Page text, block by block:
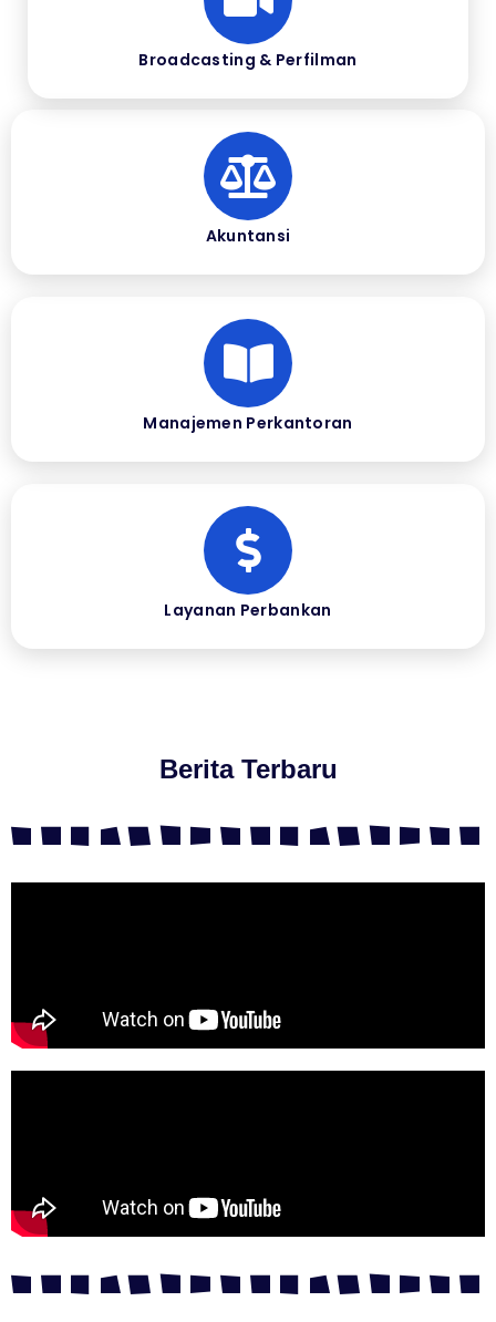
Broadcasting & Perfilman
Akuntansi
Manajemen Perkantoran
Layanan Perbankan
Berita Terbaru